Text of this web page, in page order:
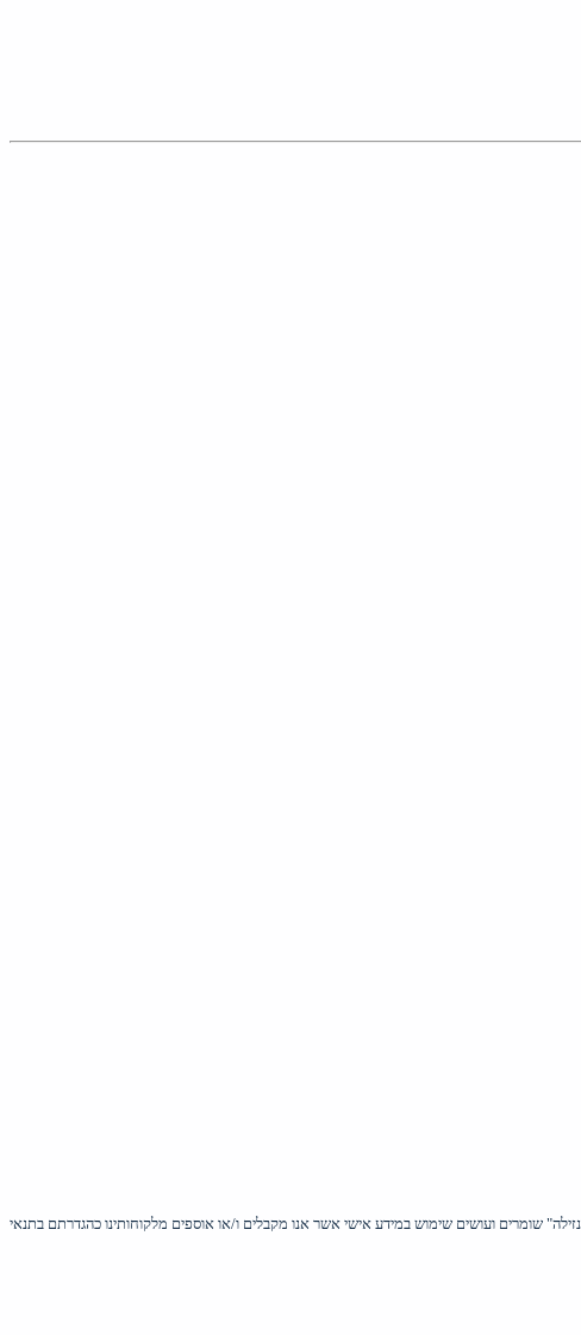
להלן: "החברה" ו/או "אינטרספייס", ו/או "טרנזילה" שומרים ועושים שימוש במידע אישי אשר אנו מקבלים ו/או אוספים מלקוחותינו כהגדרתם בתנאי